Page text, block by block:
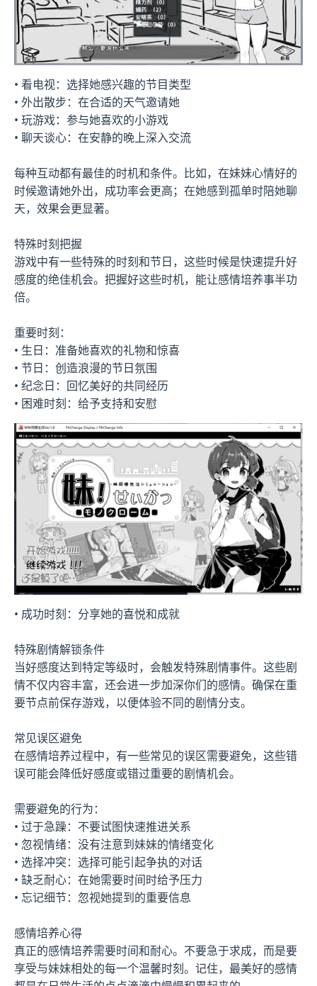
• 看电视：选择她感兴趣的节目类型
• 外出散步：在合适的天气邀请她
• 玩游戏：参与她喜欢的小游戏
• 聊天谈心：在安静的晚上深入交流
每种互动都有最佳的时机和条件。比如，在妹妹心情好的
时候邀请她外出，成功率会更高；在她感到孤单时陪她聊
天，效果会更显著。
特殊时刻把握
游戏中有一些特殊的时刻和节日，这些时候是快速提升好
感度的绝佳机会。把握好这些时机，能让感情培养事半功
倍。
重要时刻：
• 生日：准备她喜欢的礼物和惊喜
• 节日：创造浪漫的节日氛围
• 纪念日：回忆美好的共同经历
• 困难时刻：给予支持和安慰
• 成功时刻：分享她的喜悦和成就
特殊剧情解锁条件
当好感度达到特定等级时，会触发特殊剧情事件。这些剧
情不仅内容丰富，还会进一步加深你们的感情。确保在重
要节点前保存游戏，以便体验不同的剧情分支。
常见误区避免
在感情培养过程中，有一些常见的误区需要避免，这些错
误可能会降低好感度或错过重要的剧情机会。
需要避免的行为：
• 过于急躁：不要试图快速推进关系
• 忽视情绪：没有注意到妹妹的情绪变化
• 选择冲突：选择可能引起争执的对话
• 缺乏耐心：在她需要时间时给予压力
• 忘记细节：忽视她提到的重要信息
感情培养心得
真正的感情培养需要时间和耐心。不要急于求成，而是要
享受与妹妹相处的每一个温馨时刻。记住，最美好的感情